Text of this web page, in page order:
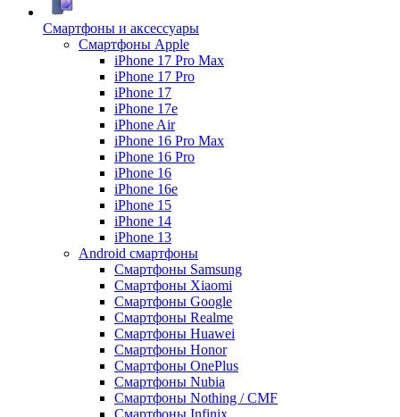
Смартфоны и аксессуары
Смартфоны Apple
iPhone 17 Pro Max
iPhone 17 Pro
iPhone 17
iPhone 17e
iPhone Air
iPhone 16 Pro Max
iPhone 16 Pro
iPhone 16
iPhone 16e
iPhone 15
iPhone 14
iPhone 13
Android cмартфоны
Смартфоны Samsung
Смартфоны Xiaomi
Смартфоны Google
Смартфоны Realme
Смартфоны Huawei
Смартфоны Honor
Смартфоны OnePlus
Смартфоны Nubia
Смартфоны Nothing / CMF
Смартфоны Infinix